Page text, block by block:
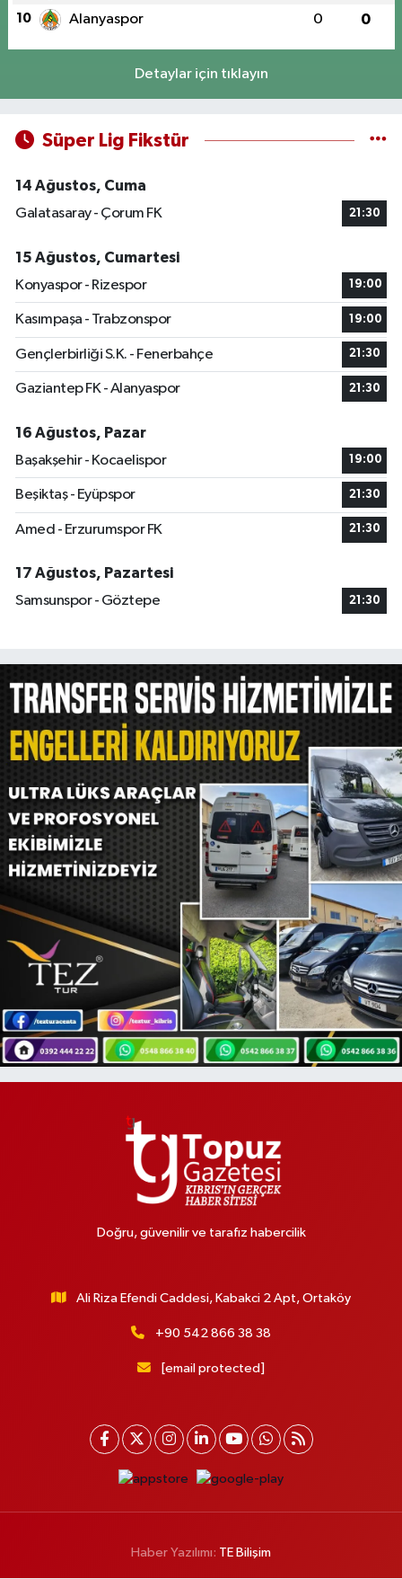
10 Alanyaspor 0 0
Detaylar için tıklayın
Süper Lig Fikstür
14 Ağustos, Cuma
Galatasaray - Çorum FK
21:30
15 Ağustos, Cumartesi
Konyaspor - Rizespor
19:00
Kasımpaşa - Trabzonspor 19:00
Gençlerbirliği S.K. - Fenerbahçe 21:30
Gaziantep FK - Alanyaspor 21:30
16 Ağustos, Pazar
Başakşehir - Kocaelispor
19:00
Beşiktaş - Eyüpspor 21:30
Amed - Erzurumspor FK 21:30
17 Ağustos, Pazartesi
Samsunspor - Göztepe
21:30
Doğru, güvenilir ve tarafız habercilik
Ali Riza Efendi Caddesi, Kabakci 2 Apt, Ortaköy
+90 542 866 38 38
[email protected]
Haber Yazılımı: TE Bilişim